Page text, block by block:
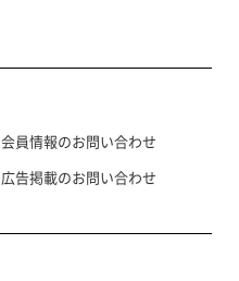
会員情報のお問い合わせ
広告掲載のお問い合わせ